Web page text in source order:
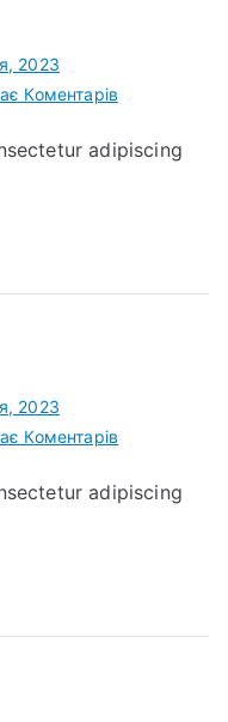
2023
Коментарів
3
adipiscing
2023
Коментарів
1
adipiscing